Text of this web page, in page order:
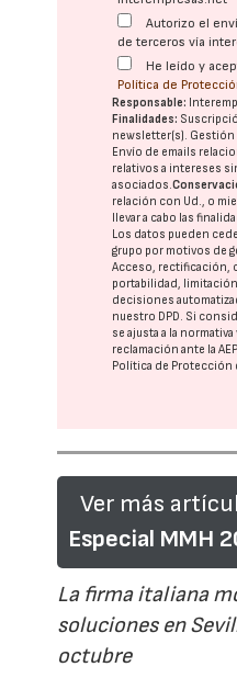
Autorizo el
de terceros vía
He leído y
Política de
Responsable:
Finalidades:
newsletter(s). Gestión
Envío de emails
relativos a intereses
asociados.
relación con Ud., o
llevar a cabo las
Los datos pueden
grupo por motivos de
Acceso, rectificación,
portabilidad,
decisiones
nuestro DPD. Si
se ajusta a la
reclamación ante la
Política de Protección
Ver más
Especial MMH
La firma italiana
soluciones en
octubre